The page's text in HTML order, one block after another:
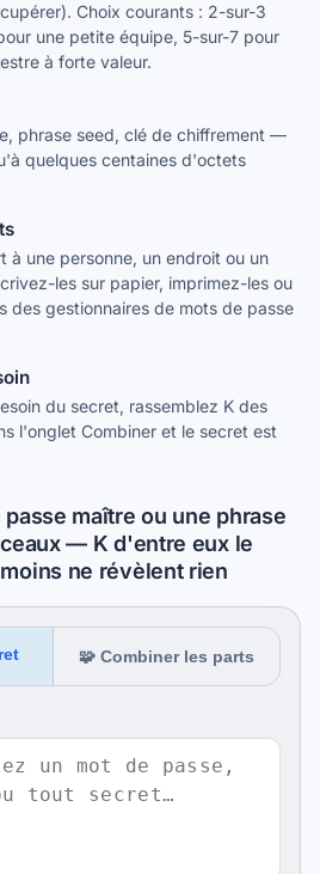
Choix courants : 2-sur-3
une petite équipe, 5-sur-7 pour
à forte valeur.
phrase seed, clé de chiffrement —
quelques centaines d'octets
à une personne, un endroit ou un
les sur papier, imprimez-les ou
des gestionnaires de mots de passe
du secret, rassemblez K des
l'onglet Combiner et le secret est
maître ou une phrase
— K d'entre eux le
ne révèlent rien
🧩 Combiner les parts